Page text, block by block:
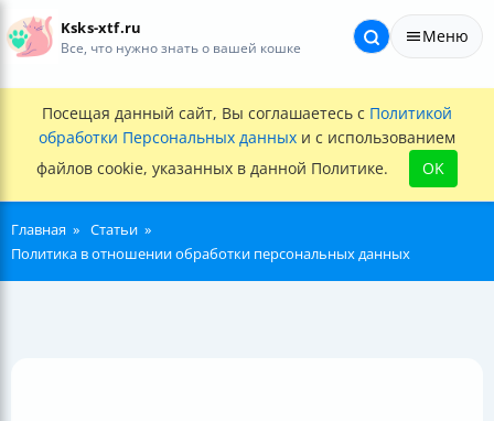
Ksks-xtf.ru
Все, что нужно знать о вашей кошке
Меню
Посещая данный сайт, Вы соглашаетесь с Политикой
обработки Персональных данных и с использованием
файлов cookie, указанных в данной Политике.
OK
Главная
Статьи
Политика в отношении обработки персональных данных